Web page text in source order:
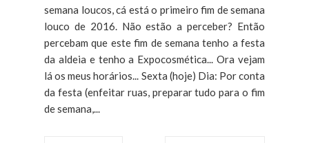
semana loucos, cá está o primeiro fim de semana
louco de 2016. Não estão a perceber? Então
percebam que este fim de semana tenho a festa
da aldeia e tenho a Expocosmética... Ora vejam
lá os meus horários... Sexta (hoje) Dia: Por conta
da festa (enfeitar ruas, preparar tudo para o fim
de semana,...